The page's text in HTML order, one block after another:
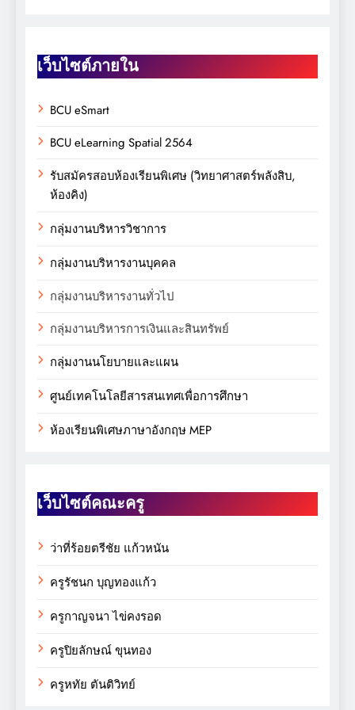
เว็บไซต์ภายใน
BCU eSmart
BCU eLearning Spatial 2564
รับสมัครสอบห้องเรียนพิเศษ (วิทยาศาสตร์พลังสิบ,
ห้องคิง)
กลุ่มงานบริหารวิชาการ
กลุ่มงานบริหารงานบุคคล
กลุ่มงานบริหารงานทั่วไป
กลุ่มงานบริหารการเงินและสินทรัพย์
กลุ่มงานนโยบายและแผน
ศูนย์เทคโนโลยีสารสนเทศเพื่อการศึกษา
ห้องเรียนพิเศษภาษาอังกฤษ MEP
เว็บไซต์คณะครู
ว่าที่ร้อยตรีชัย แก้วหนัน
ครูรัชนก บุญทองแก้ว
ครูกาญจนา ไข่คงรอด
ครูปิยลักษณ์ ขุนทอง
ครูหทัย ตันติวิทย์